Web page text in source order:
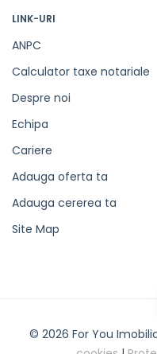
LINK-URI
ANPC
Calculator taxe notariale
Despre noi
Echipa
Cariere
Adauga oferta ta
Adauga cererea ta
Site Map
© 2026 For You